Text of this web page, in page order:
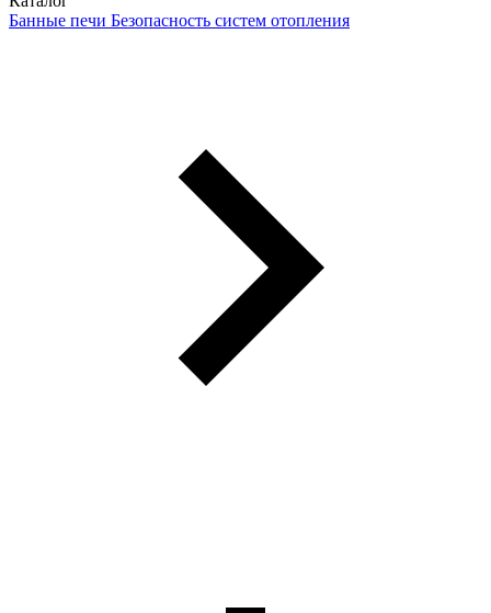
Банные печи Безопасность систем отопления